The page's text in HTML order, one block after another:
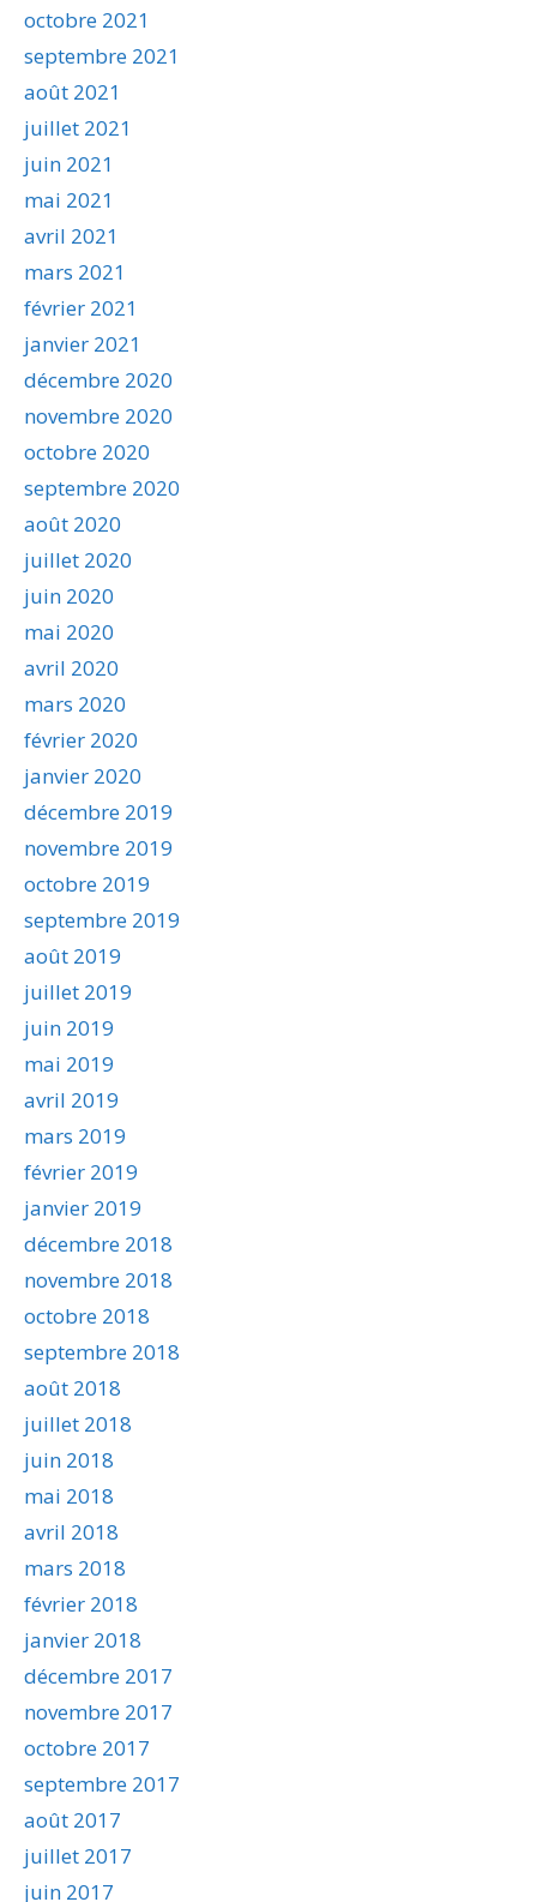
octobre 2021
septembre 2021
août 2021
juillet 2021
juin 2021
mai 2021
avril 2021
mars 2021
février 2021
janvier 2021
décembre 2020
novembre 2020
octobre 2020
septembre 2020
août 2020
juillet 2020
juin 2020
mai 2020
avril 2020
mars 2020
février 2020
janvier 2020
décembre 2019
novembre 2019
octobre 2019
septembre 2019
août 2019
juillet 2019
juin 2019
mai 2019
avril 2019
mars 2019
février 2019
janvier 2019
décembre 2018
novembre 2018
octobre 2018
septembre 2018
août 2018
juillet 2018
juin 2018
mai 2018
avril 2018
mars 2018
février 2018
janvier 2018
décembre 2017
novembre 2017
octobre 2017
septembre 2017
août 2017
juillet 2017
juin 2017